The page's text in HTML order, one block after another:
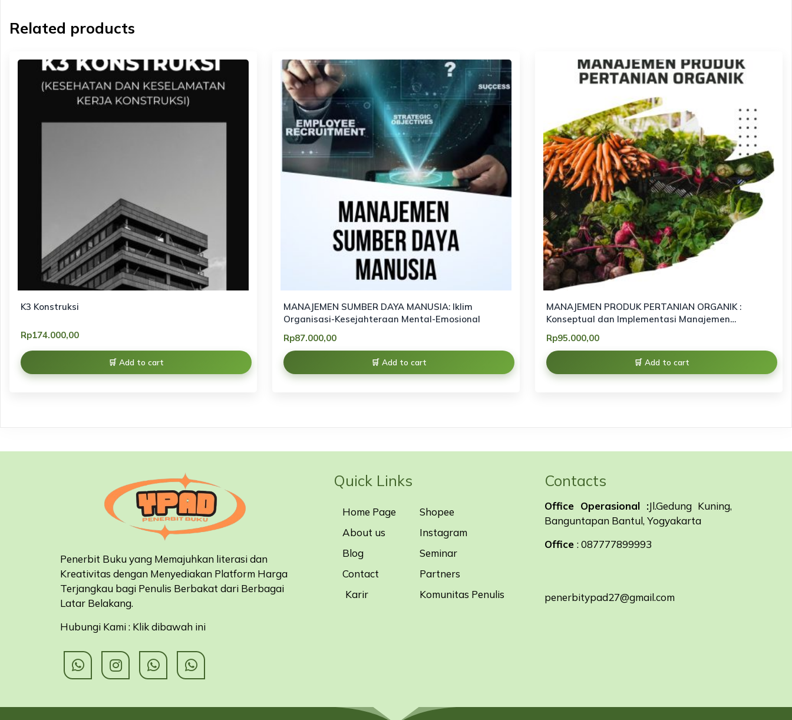
Related products
K3 Konstruksi
Rp174.000,00
Add to cart
MANAJEMEN SUMBER DAYA MANUSIA: Iklim
Organisasi-Kesejahteraan Mental-Emosional
Rp87.000,00
Add to cart
MANAJEMEN PRODUK PERTANIAN ORGANIK :
Konseptual dan Implementasi Manajemen
Rp95.000,00
Add to cart
Penerbit Buku yang Memajuhkan literasi dan
Kreativitas dengan Menyediakan Platform Harga
Terjangkau bagi Penulis Berbakat dari Berbagai
Latar Belakang.
Hubungi Kami : Klik dibawah ini
Quick Links
Home Page
About us
Blog
Contact
Karir
Shopee
Instagram
Seminar
Partners
Komunitas Penulis
Contacts
Office Operasional :Jl.Gedung Kuning,
Banguntapan Bantul, Yogyakarta
Office: 087777899993
penerbitypad27@gmail.com